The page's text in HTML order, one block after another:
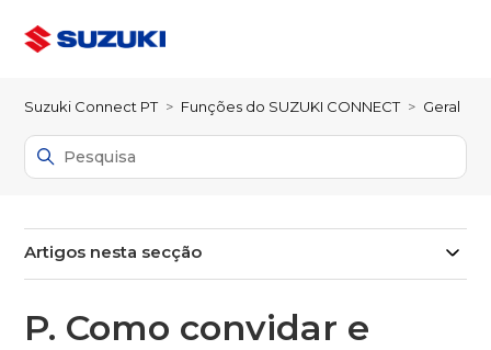
Suzuki Connect PT Funções do SUZUKI CONNECT Geral
Artigos nesta secção
P. Como convidar e